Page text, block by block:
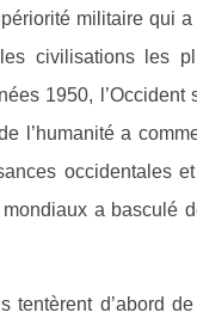
militaire qui
civilisations les
1950,
l’humanité a
occidentales
a basculé
tentèrent d’abord